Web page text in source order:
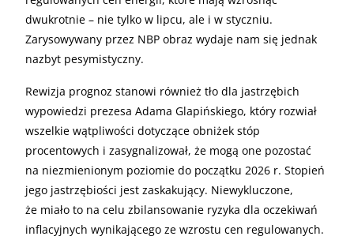
dwukrotnie – nie tylko w lipcu, ale i w styczniu.
Zarysowywany przez NBP obraz wydaje nam się jednak
nazbyt pesymistyczny.
Rewizja prognoz stanowi również tło dla jastrzębich
wypowiedzi prezesa Adama Glapińskiego, który rozwiał
wszelkie wątpliwości dotyczące obniżek stóp
procentowych i zasygnalizował, że mogą one pozostać
na niezmienionym poziomie do początku 2026 r. Stopień
jego jastrzębiości jest zaskakujący. Niewykluczone,
że miało to na celu zbilansowanie ryzyka dla oczekiwań
inflacyjnych wynikającego ze wzrostu cen regulowanych.